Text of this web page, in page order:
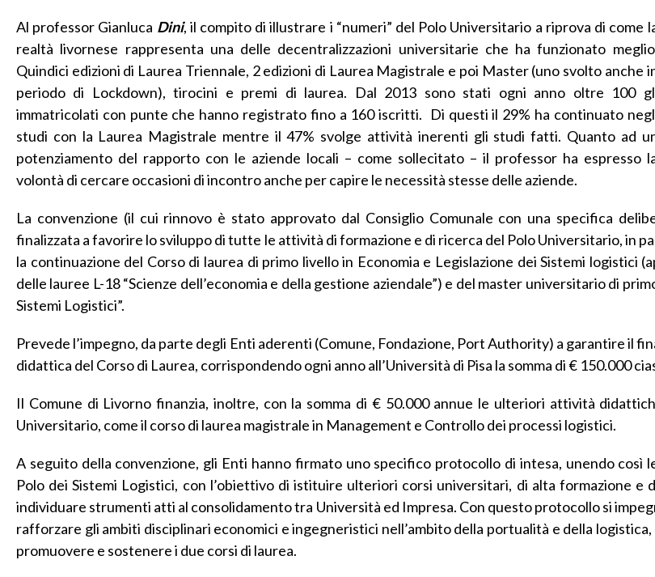
Al professor Gianluca Dini, il compito di illustrare i “numeri” del Polo Universitario a riprova di come
realtà livornese rappresenta una delle decentralizzazioni universitarie che ha funzionato
Quindici edizioni di Laurea Triennale, 2 edizioni di Laurea Magistrale e poi Master (uno svolto anche
periodo di Lockdown), tirocini e premi di laurea. Dal 2013 sono stati ogni anno oltre 100
immatricolati con punte che hanno registrato fino a 160 iscritti. Di questi il 29% ha continuato
studi con la Laurea Magistrale mentre il 47% svolge attività inerenti gli studi fatti. Quanto ad
potenziamento del rapporto con le aziende locali – come sollecitato – il professor ha espresso
volontà di cercare occasioni di incontro anche per capire le necessità stesse delle aziende.
La convenzione (il cui rinnovo è stato approvato dal Consiglio Comunale con una specifica
finalizzata a favorire lo sviluppo di tutte le attività di formazione e di ricerca del Polo Universitario, in
la continuazione del Corso di laurea di primo livello in Economia e Legislazione dei Sistemi logistici
delle lauree L-18 “Scienze dell’economia e della gestione aziendale”) e del master universitario di
Sistemi Logistici”.
Prevede l’impegno, da parte degli Enti aderenti (Comune, Fondazione, Port Authority) a garantire il
didattica del Corso di Laurea, corrispondendo ogni anno all’Università di Pisa la somma di € 150.000
Il Comune di Livorno finanzia, inoltre, con la somma di € 50.000 annue le ulteriori attività
Universitario, come il corso di laurea magistrale in Management e Controllo dei processi logistici.
A seguito della convenzione, gli Enti hanno firmato uno specifico protocollo di intesa, unendo così
Polo dei Sistemi Logistici, con l’obiettivo di istituire ulteriori corsi universitari, di alta formazione e
individuare strumenti atti al consolidamento tra Università ed Impresa. Con questo protocollo si
rafforzare gli ambiti disciplinari economici e ingegneristici nell’ambito della portualità e della
promuovere e sostenere i due corsi di laurea.